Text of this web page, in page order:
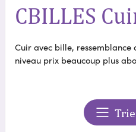
CBILLES
Cuir avec bille, ressemblance
niveau prix beaucoup plus